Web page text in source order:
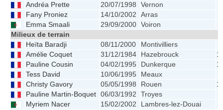
Andréa Prette
20/07/1998
Vernon
Fany Proniez
14/10/2002
Arras
Emma Smaali
29/09/2000 Voiron
Milieux de terrain
Heïta Baradji
08/11/2000
Montivilliers
Amélie Coquet
31/12/1984 Hazebrouck
Pauline Cousin
04/02/1995 Dunkerque
Tess David
10/06/1995
Meaux
Christy Gavory
05/05/1998 Rouen
Pauline Martin-Boquet 06/03/1992
Troyes
Myriem Nacer
15/02/2002
Lambres-lez-Douai